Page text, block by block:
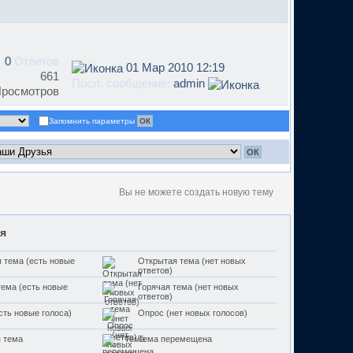
0 Ответов
661
01 Мар 2010 12:19
Посл. сообщение:admin
Запомнить параметры
Вы не можете создать новую тему
тема (есть новые
Открытая тема (нет новых
ответов)
(есть новые
Горячая тема (нет новых
ответов)
новые голоса)
Опрос (нет новых голосов)
тема Тема перемещена